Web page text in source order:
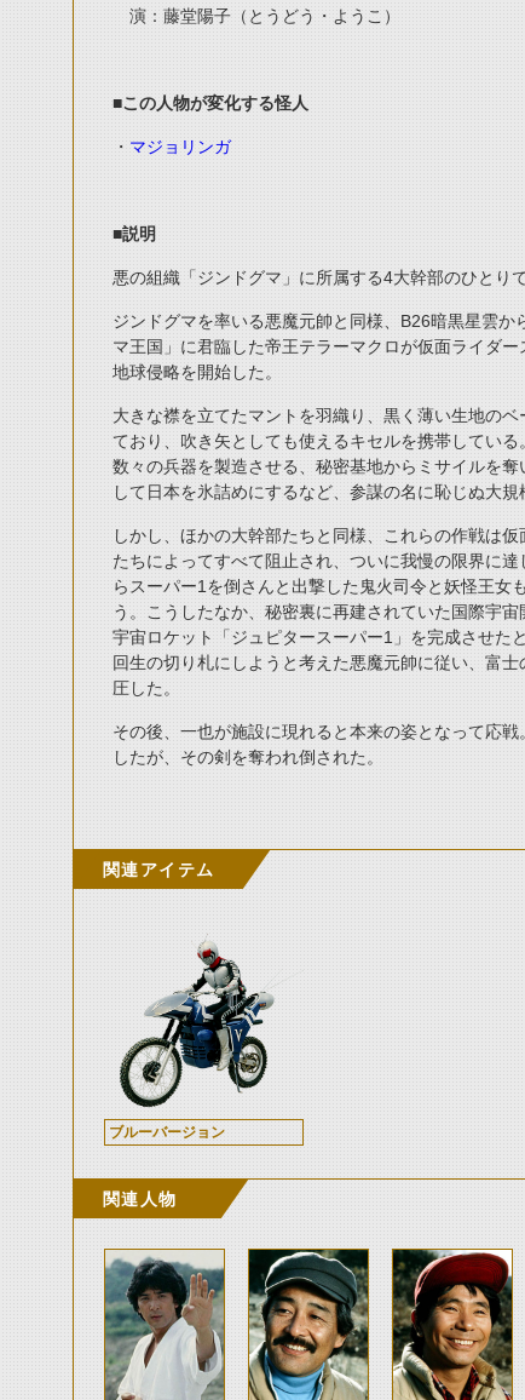
演：藤堂陽子（とうどう・ようこ）
■この人物が変化する怪人
・ マジョリンガ
■説明
悪の組織「ジンドグマ」に所属する4大幹部のひとり
ジンドグマを率いる悪魔元帥と同様、B26暗黒星雲
マ王国」に君臨した帝王テラーマクロが仮面ライダ
地球侵略を開始した。
大きな襟を立てたマントを羽織り、黒く薄い生地の
ており、吹き矢としても使えるキセルを携帯してい
数々の兵器を製造させる、秘密基地からミサイルを
して日本を氷詰めにするなど、参謀の名に恥じぬ大規
しかし、ほかの大幹部たちと同様、これらの作戦は
たちによってすべて阻止され、ついに我慢の限界に
らスーパー1を倒さんと出撃した鬼火司令と妖怪王女
う。こうしたなか、秘密裏に再建されていた国際宇
宇宙ロケット「ジュピタースーパー1」を完成させた
回生の切り札にしようと考えた悪魔元帥に従い、富
圧した。
その後、一也が施設に現れると本来の姿となって応
したが、その剣を奪われ倒された。
関連アイテム
ブルーバージョン
関連人物